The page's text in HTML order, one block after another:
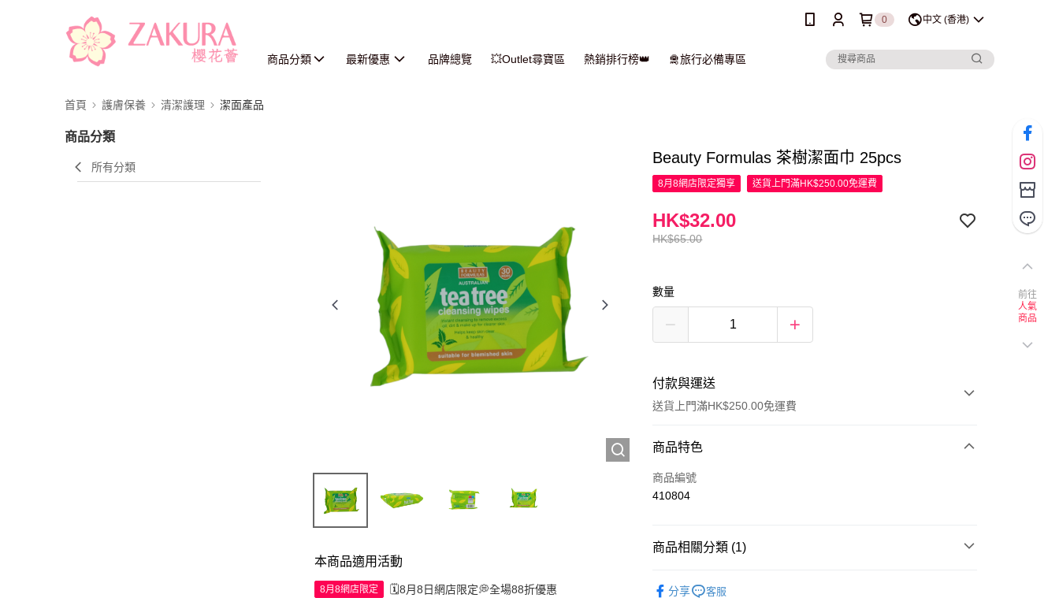
0 中文 (香港)
商品分類 最新優惠 品牌總覽 💥Outlet尋寶區 熱銷排行榜👑 🛅旅行必備專區
首頁 護膚保養 清潔護理 潔面產品
商品分類
所有分類
本商品適用活動
8月8網店限定 🗓️8月8日網店限定💭全場88折優惠
Beauty Formulas 茶樹潔面巾 25pcs
8月8網店限定獨享 送貨上門滿HK$250.00免運費
HK$65.00
HK$32.00
數量
付款與運送
送貨上門滿HK$250.00免運費
付款方式
信用卡
商品特色
商品編號
410804
商品相關分類 (1)
分享
客服
前往
人氣
商品